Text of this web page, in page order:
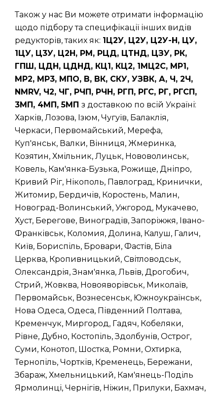
Також у нас Ви можете отримати інформацію
щодо підбору та специфікації інших видів
редукторів, таких як: 1Ц2У, Ц2У, Ц2У-Н, ЦУ,
1ЦУ, Ц3У, Ц2Н, РМ, РЦД, ЦТНД, ЦЗУ, РК,
ГПШ, ЦДН, ЦДНД, КЦ1, КЦ2, 1МЦ2С, МР1,
МР2, МР3, МПО, В, ВК, СКУ, УЗВК, А, Ч, 2Ч,
NMRV, Ч2, ЧГ, РЧП, РЧН, РГП, РГС, РГ, РГСП,
3МП, 4МП, 5МП з доставкою по всій Україні:
Харків, Лозова, Ізюм, Чугуїв, Балаклія,
Черкаси, Первомайський, Мерефа,
Куп'янськ, Валки, Вінниця, Жмеринка,
Козятин, Хмільник, Луцьк, Нововолинськ,
Ковель, Кам'янка-Бузька, Рожище, Дніпро,
Кривий Ріг, Нікополь, Павлоград, Кринички,
Житомир, Бердичів, Коростень, Малин,
Новоград-Волинський, Ужгород, Мукачево,
Хуст, Берегове, Виноградів, Запоріжжя, Івано-
Франківськ, Коломия, Долина, Калуш, Галич,
Київ, Бориспіль, Бровари, Фастів, Біла
Церква, Кропивницький, Світловодськ,
Олександрія, Знам'янка, Львів, Дрогобич,
Стрий, Жовква, Новояворівськ, Миколаїв,
Первомайськ, Вознесенськ, Южноукраїнськ,
Нова Одеса, Одеса, Південний Полтава,
Кременчук, Миргород, Гадяч, Кобеляки,
Рівне, Дубно, Костопіль, Здолбунів, Острог,
Суми, Конотоп, Шостка, Ромни, Охтирка,
Тернопіль, Чортків, Кременець, Бережани,
Збараж, Хмельницький, Кам'янець-Поділь
Ярмолинці, Чернігів, Ніжин, Прилуки, Бахмач,